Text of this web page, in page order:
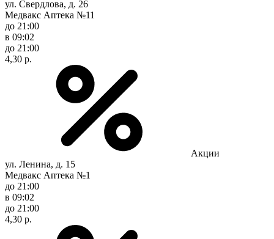
ул. Свердлова, д. 26
Медвакс Аптека №11
до 21:00
в 09:02
до 21:00
4,30 р.
Акции
ул. Ленина, д. 15
Медвакс Аптека №1
до 21:00
в 09:02
до 21:00
4,30 р.